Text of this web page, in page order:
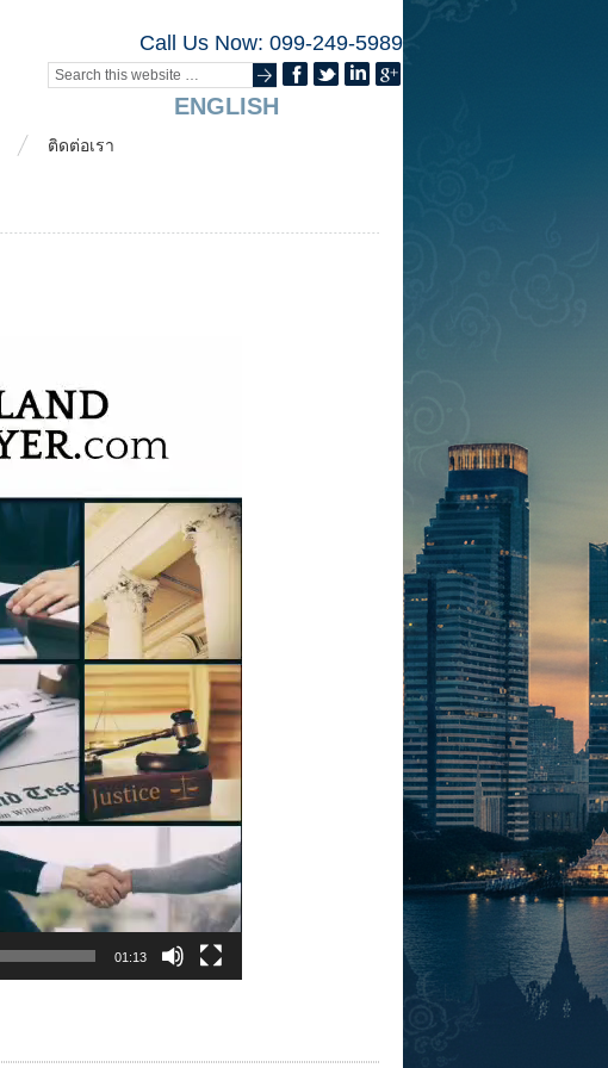
Call Us Now: 099-249-5989
ENGLISH
ติดต่อเรา
01:13